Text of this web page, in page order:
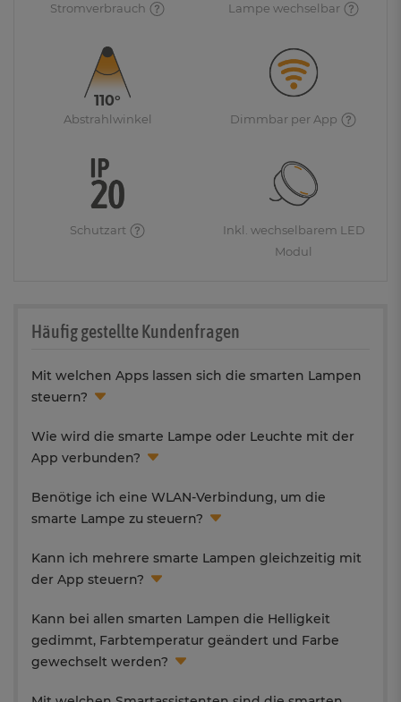
Stromverbrauch Lampe wechselbar
110°
Abstrahlwinkel Dimmbar per App
Schutzart
Inkl. wechselbarem LED
Modul
Häufig gestellte Kundenfragen
Mit welchen Apps lassen sich die smarten Lampen
steuern?
Wie wird die smarte Lampe oder Leuchte mit der
App verbunden?
Benötige ich eine WLAN-Verbindung, um die
smarte Lampe zu steuern?
Kann ich mehrere smarte Lampen gleichzeitig mit
der App steuern?
Kann bei allen smarten Lampen die Helligkeit
gedimmt, Farbtemperatur geändert und Farbe
gewechselt werden?